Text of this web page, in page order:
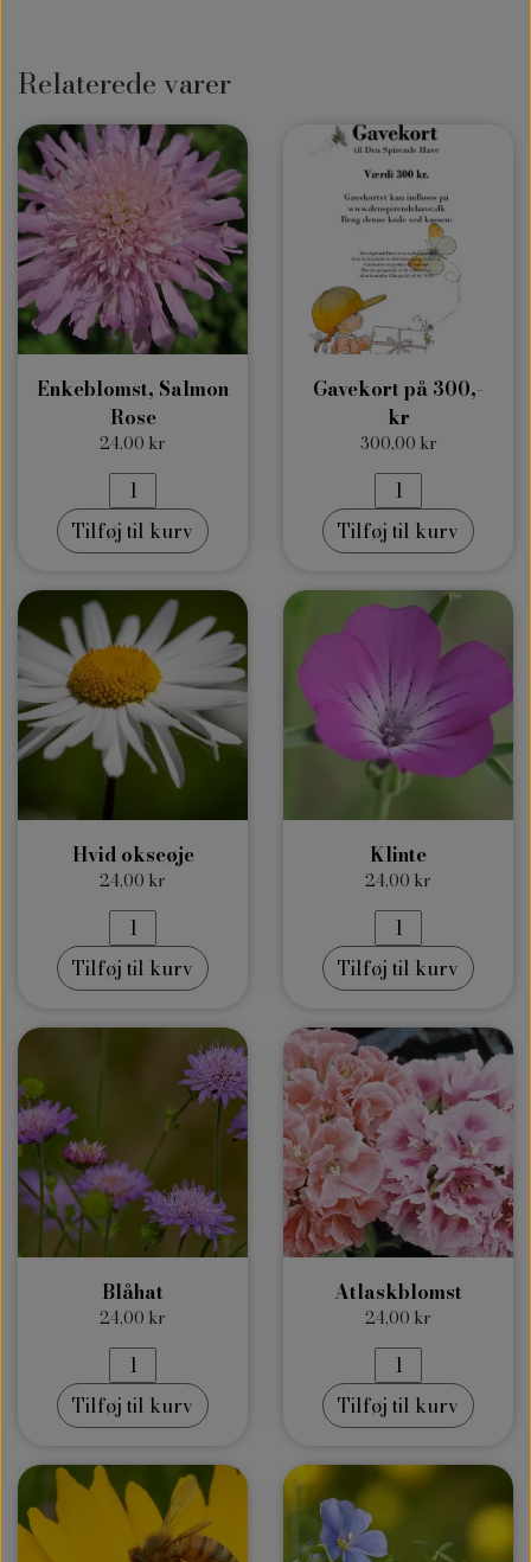
Relaterede varer
Enkeblomst, Salmon
Rose
24,00 kr
Tilføj til kurv
Gavekort på 300,-
kr
300,00 kr
Tilføj til kurv
Hvid okseøje
24,00 kr
Tilføj til kurv
Klinte
24,00 kr
Tilføj til kurv
Blåhat
24,00 kr
Tilføj til kurv
Atlaskblomst
24,00 kr
Tilføj til kurv